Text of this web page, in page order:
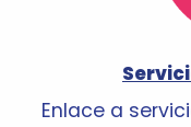
Enlace a